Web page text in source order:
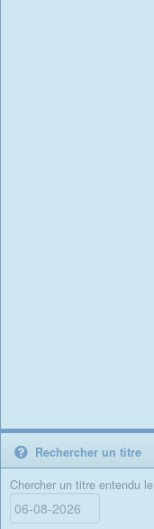
Rechercher un titre
Chercher un titre entendu le